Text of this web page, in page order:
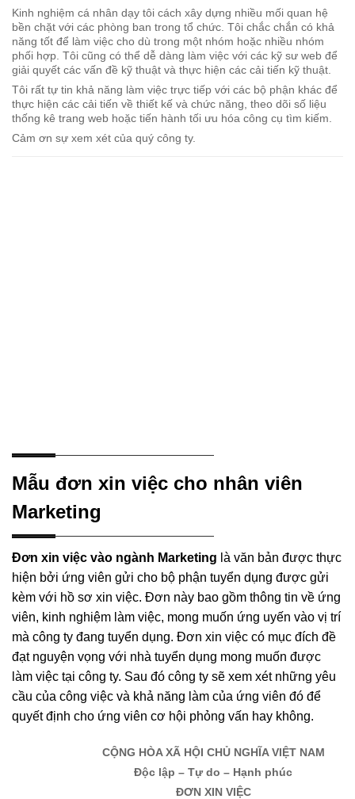
Kinh nghiệm cá nhân dạy tôi cách xây dựng nhiều mối quan hệ
bền chặt với các phòng ban trong tổ chức. Tôi chắc chắn có khả
năng tốt để làm việc cho dù trong một nhóm hoặc nhiều nhóm
phối hợp. Tôi cũng có thể dễ dàng làm việc với các kỹ sư web để
giải quyết các vấn đề kỹ thuật và thực hiện các cải tiến kỹ thuật.
Tôi rất tự tin khả năng làm việc trực tiếp với các bộ phận khác để
thực hiện các cải tiến về thiết kế và chức năng, theo dõi số liệu
thống kê trang web hoặc tiến hành tối ưu hóa công cụ tìm kiếm.
Cảm ơn sự xem xét của quý công ty.
Mẫu đơn xin việc cho nhân viên
Marketing
Đơn xin việc vào ngành Marketing là văn bản được thực
hiện bởi ứng viên gửi cho bộ phận tuyển dụng được gửi
kèm với hồ sơ xin việc. Đơn này bao gồm thông tin về ứng
viên, kinh nghiệm làm việc, mong muốn ứng uyến vào vị trí
mà công ty đang tuyển dụng. Đơn xin việc có mục đích đề
đạt nguyện vọng với nhà tuyển dụng mong muốn được
làm việc tại công ty. Sau đó công ty sẽ xem xét những yêu
cầu của công việc và khả năng làm của ứng viên đó để
quyết định cho ứng viên cơ hội phỏng vấn hay không.
CỘNG HÒA XÃ HỘI CHỦ NGHĨA VIỆT NAM
Độc lập – Tự do – Hạnh phúc
ĐƠN XIN VIỆC